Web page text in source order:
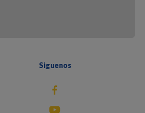
Siguenos
fb
You Tube